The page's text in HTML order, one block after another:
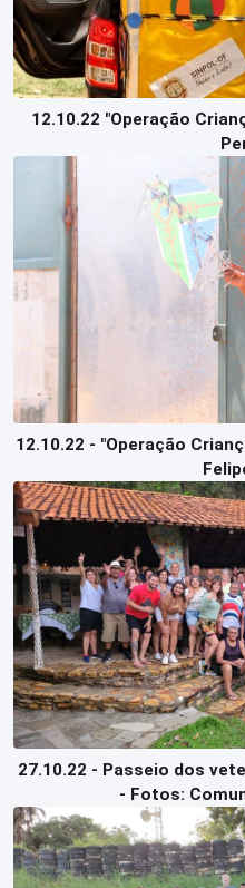
12.10.22 "Operação
12.10.22 - "Operação
27.10.22 - Passeio dos
- Fotos: